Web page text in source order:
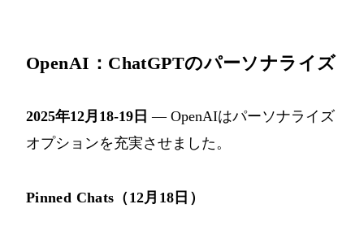
OpenAI：ChatGPTのパーソナライズ
2025年12月18-19日 — OpenAIはパーソナライズ
オプションを充実させました。
Pinned Chats（12月18日）